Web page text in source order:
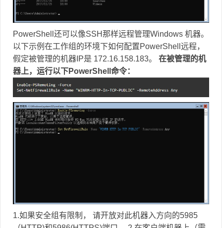
PowerShell还可以像SSH那样远程管理Windows 机器。
以下示例在工作组的环境下如何配置PowerShell远程，
假定被管理的机器IP是 172.16.158.183。 在被管理的机
器上，运行以下PowerShell命令：
1.如果安全组有限制， 请开放对此机器入方向的5985